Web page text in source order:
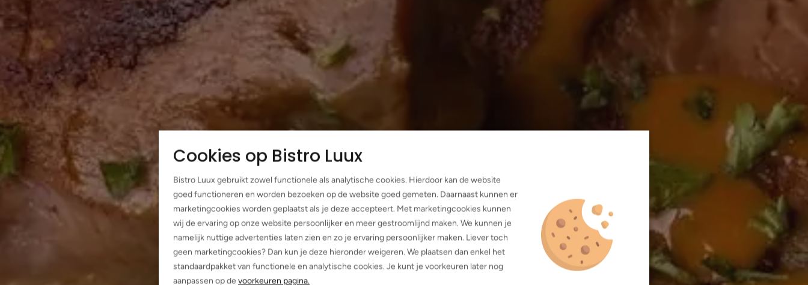
Cookies op Bistro Luux
Bistro Luux gebruikt zowel functionele als analytische cookies. Hierdoor kan de website
goed functioneren en worden bezoeken op de website goed gemeten. Daarnaast kunnen er
marketingcookies worden geplaatst als je deze accepteert. Met marketingcookies kunnen
wij de ervaring op onze website persoonlijker en meer gestroomlijnd maken. We kunnen je
namelijk nuttige advertenties laten zien en zo je ervaring persoonlijker maken. Liever toch
geen marketingcookies? Dan kun je deze hieronder weigeren. We plaatsen dan enkel het
standaardpakket van functionele en analytische cookies. Je kunt je voorkeuren later nog
aanpassen op de voorkeuren pagina.